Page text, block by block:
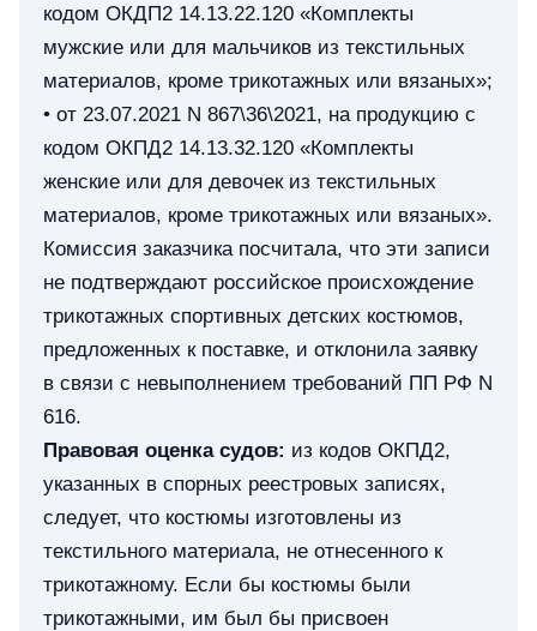
кодом ОКДП2 14.13.22.120 «Комплекты
мужские или для мальчиков из текстильных
материалов, кроме трикотажных или вязаных»;
• от 23.07.2021 N 867\36\2021, на продукцию с
кодом ОКПД2 14.13.32.120 «Комплекты
женские или для девочек из текстильных
материалов, кроме трикотажных или вязаных».
Комиссия заказчика посчитала, что эти записи
не подтверждают российское происхождение
трикотажных спортивных детских костюмов,
предложенных к поставке, и отклонила заявку
в связи с невыполнением требований ПП РФ N
616.
Правовая оценка судов: из кодов ОКПД2,
указанных в спорных реестровых записях,
следует, что костюмы изготовлены из
текстильного материала, не отнесенного к
трикотажному. Если бы костюмы были
трикотажными, им был бы присвоен